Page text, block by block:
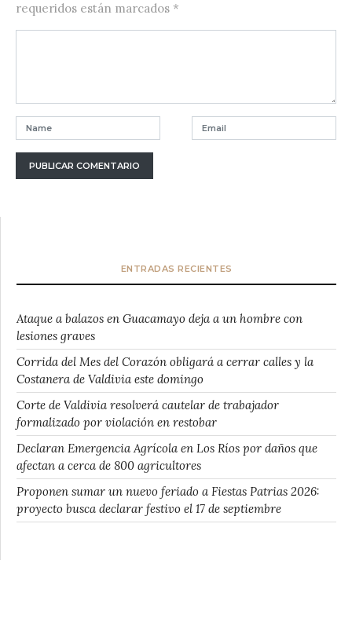
requeridos están marcados *
ENTRADAS RECIENTES
Ataque a balazos en Guacamayo deja a un hombre con
lesiones graves
Corrida del Mes del Corazón obligará a cerrar calles y la
Costanera de Valdivia este domingo
Corte de Valdivia resolverá cautelar de trabajador
formalizado por violación en restobar
Declaran Emergencia Agrícola en Los Ríos por daños que
afectan a cerca de 800 agricultores
Proponen sumar un nuevo feriado a Fiestas Patrias 2026:
proyecto busca declarar festivo el 17 de septiembre